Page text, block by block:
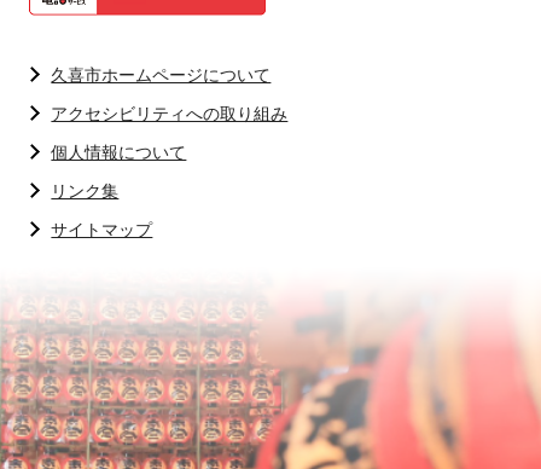
久喜市ホームページについて
アクセシビリティへの取り組み
個人情報について
リンク集
サイトマップ